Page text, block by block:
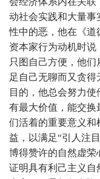
动社会实践和大量事
性中的恶，他在《道
资本家行为动机时
只图自己方便，他
足自己无聊而又贪
目的，他总会努力
有最大价值，能交换
们活着的重要意义和
益，以满足“引人注
博得赞许的自然虚荣
证明具有利己主义自